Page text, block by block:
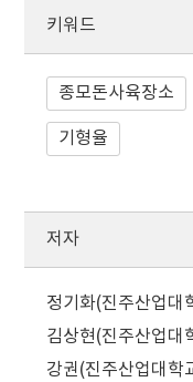
키워드
종모돈사육장소
기형율
저자
정기화(진주산업대
김상현(진주산업대
강권(진주산업대학